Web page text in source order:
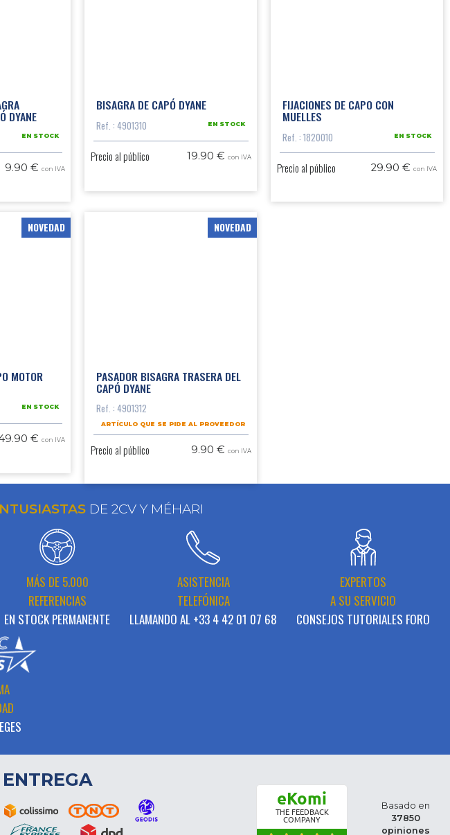
DYANE
EN STOCK
9.90 € con IVA
BISAGRA DE CAPÓ DYANE
Ref. : 4901310 EN STOCK
Precio al público 19.90 € con IVA
FIJACIONES DE CAPO CON
MUELLES
Ref. : 1820010 EN STOCK
Precio al público 29.90 €con IVA
NOVEDAD
MOTOR
EN STOCK
€ con IVA
NOVEDAD
PASADOR BISAGRA TRASERA DEL
CAPÓ DYANE
Ref. : 4901312
ARTÍCULO QUE SE PIDE AL PROVEEDOR
Precio al público 9.90 € con IVA
DE 2CV Y MÉHARI
MÁS DE 5.000
REFERENCIAS
EN STOCK PERMANENTE
ASISTENCIA
TELEFÓNICA
LLAMANDO AL +33 4 42 01 07 68
EXPERTOS
A SU SERVICIO
CONSEJOS TUTORIALES FORO
ENTREGA
eKomi
THE FEEDBACK
COMPANY
Basado en
37850
opiniones